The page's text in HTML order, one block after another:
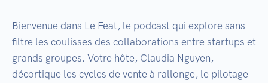
Bienvenue dans Le Feat, le podcast qui explore sans
filtre les coulisses des collaborations entre startups et
grands groupes. Votre hôte, Claudia Nguyen,
décortique les cycles de vente à rallonge, le pilotage